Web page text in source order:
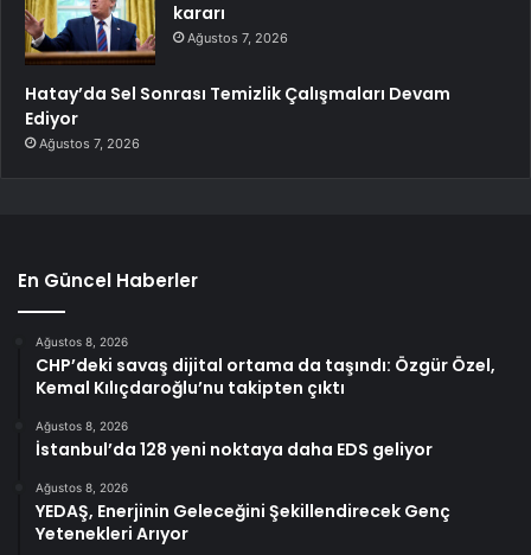
kararı
Ağustos 7, 2026
Hatay’da Sel Sonrası Temizlik Çalışmaları Devam
Ediyor
Ağustos 7, 2026
En Güncel Haberler
Ağustos 8, 2026
CHP’deki savaş dijital ortama da taşındı: Özgür Özel,
Kemal Kılıçdaroğlu’nu takipten çıktı
Ağustos 8, 2026
İstanbul’da 128 yeni noktaya daha EDS geliyor
Ağustos 8, 2026
YEDAŞ, Enerjinin Geleceğini Şekillendirecek Genç
Yetenekleri Arıyor